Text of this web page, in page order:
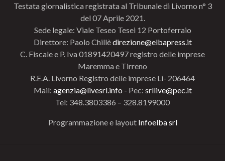
Testata giornalistica registrata al Tribunale di Livorno n° 3
del 07 Aprile 2021.
Sede legale: Viale Teseo Tesei 12 Portoferraio
Direttore: Paolo Chillèdirezione@elbapress.it
C. Fiscale e P. Iva 01891420497 registro delle imprese
Maremma e Tirreno
R.E.A. Livorno Registro delle imprese Li- 206464
Mail: agenzia@livesrl.info - Pec: srllive@pec.it
Tel: 348.3803386 – 328.8199000
Programmazione e layout Infoelba srl